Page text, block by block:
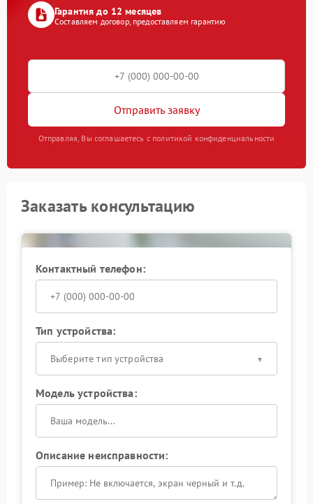
Гарантия до 12 месяцев
Составляем договор, предоставляем гарантию
Отправить заявку
Отправляя, Вы соглашаетесь с политикой конфиденциальности
Заказать консультацию
Контактный телефон:
Тип устройства:
Выберите тип устройства
Модель устройства:
Описание неисправности: